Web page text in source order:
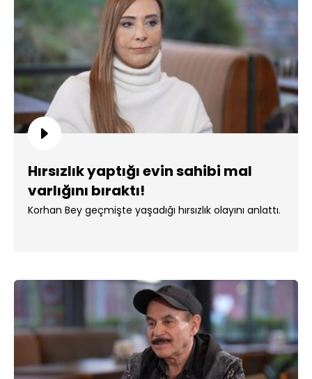
Hırsızlık yaptığı evin sahibi mal
varlığını bıraktı!
Korhan Bey geçmişte yaşadığı hırsızlık olayını anlattı.